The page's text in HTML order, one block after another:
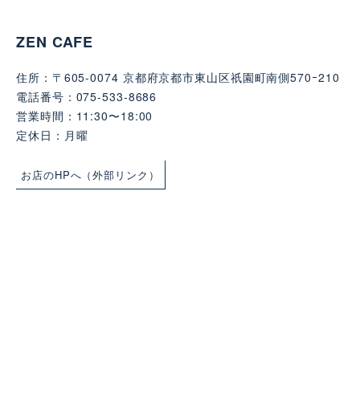
ZEN CAFE
住所：〒605-0074 京都府京都市東山区祇園町南側570ｰ210
電話番号：075-533-8686
営業時間：11:30〜18:00
定休日：月曜
お店のHPへ（外部リンク）